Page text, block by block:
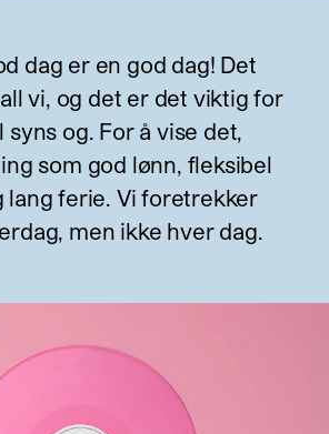
dag er en god dag! Det
vi, og det er det viktig for
syns og. For å vise det,
som god lønn, fleksibel
lang ferie. Vi foretrekker
men ikke hver dag.